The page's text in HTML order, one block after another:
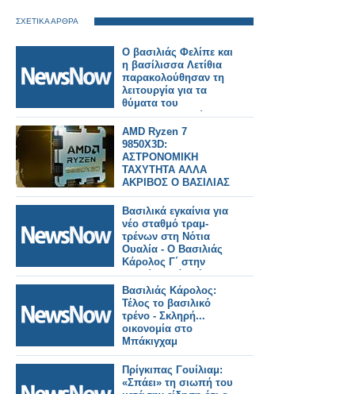
ΣΧΕΤΙΚΑ ΑΡΘΡΑ
Ο βασιλιάς Φελίπε και
η βασίλισσα Λετίθια
παρακολούθησαν τη
λειτουργία για τα
θύματα του
σιδηροδρομικού
δυστυχήματος στην
Ισπανία
AMD Ryzen 7
9850X3D:
ΑΣΤΡΟΝΟΜΙΚΗ
ΤΑΧΥΤΗΤΑ ΑΛΛΑ
ΑΚΡΙΒΟΣ Ο ΒΑΣΙΛΙΑΣ
ΤΟΥ gaming
Βασιλικά εγκαίνια για
νέο σταθμό τραμ-
τρένων στη Νότια
Ουαλία - Ο Βασιλιάς
Κάρολος Γ΄ στην
καμπίνα ενός νέου
τραμ-τρένου.
Βασιλιάς Κάρολος:
Τέλος το βασιλικό
τρένο - Σκληρή...
οικονομία στο
Μπάκιγχαμ
Πρίγκιπας Γουίλιαμ:
«Σπάει» τη σιωπή του